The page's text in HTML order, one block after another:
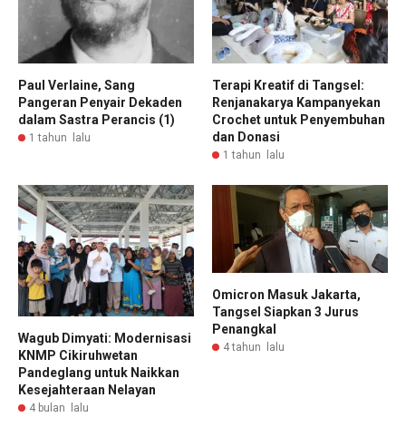
Paul Verlaine, Sang
Pangeran Penyair Dekaden
dalam Sastra Perancis (1)
1 tahun lalu
Terapi Kreatif di Tangsel:
Renjanakarya Kampanyekan
Crochet untuk Penyembuhan
dan Donasi
1 tahun lalu
Wagub Dimyati: Modernisasi
KNMP Cikiruhwetan
Pandeglang untuk Naikkan
Kesejahteraan Nelayan
4 bulan lalu
Omicron Masuk Jakarta,
Tangsel Siapkan 3 Jurus
Penangkal
4 tahun lalu